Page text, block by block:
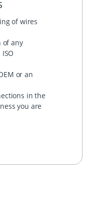
of wires
of any
or an
in the
you are